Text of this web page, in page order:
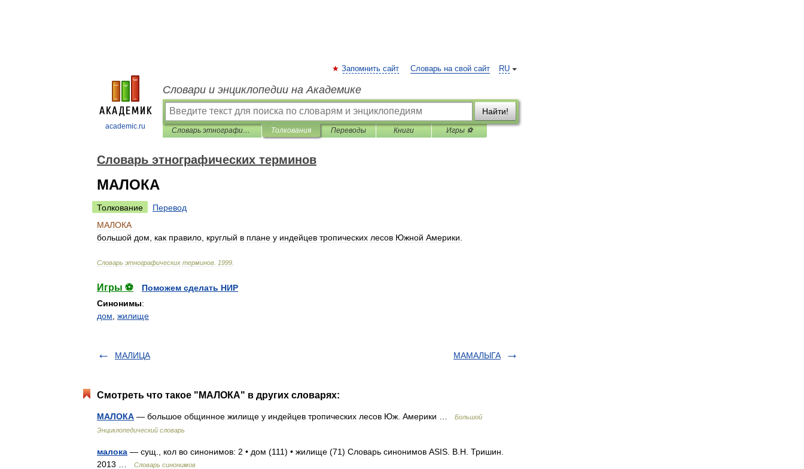
academic.ru
RU
Запомнить сайт Словарь на свой сайт
Словари и энциклопедии на Академике
Найти!
Словарь этнографических терминов Толкования Переводы Книги Игры ⚽
Словарь этнографических терминов
МАЛОКА
Толкование
Перевод
МАЛОКА
большой дом как правило круглый в плане у индейцев тропических лесов Южной Америки
Словарь этнографических терминов 1999
Игры ⚽
Поможем сделать НИР
Синонимы:
дом жилище
МАЛИЦА МАМАЛЫГА
Смотреть что такое "МАЛОКА" в других словарях:
МАЛОКА — большое общинное жилище у индейцев тропических лесов Юж. Америки …
Большой
Энциклопедический словарь
малока — сущ., кол во синонимов: 2 • дом (111) • жилище (71) Словарь синонимов ASIS. В.Н. Тришин.
2013 …
Словарь синонимов